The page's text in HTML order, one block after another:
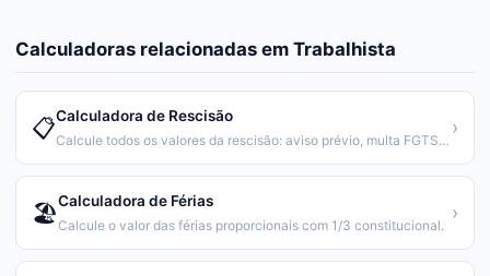
Calculadoras relacionadas em Trabalhista
📋Calculadora de Rescisão
Calcule todos os valores da rescisão: aviso prévio, multa FGTS, férias e mais.
›
🏖️Calculadora de Férias
Calcule o valor das férias proporcionais com 1/3 constitucional.
›